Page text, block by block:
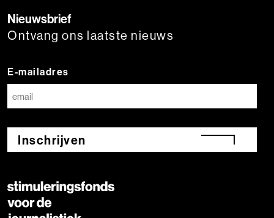
Nieuwsbrief
Ontvang ons laatste nieuws
E-mailadres
Inschrijven